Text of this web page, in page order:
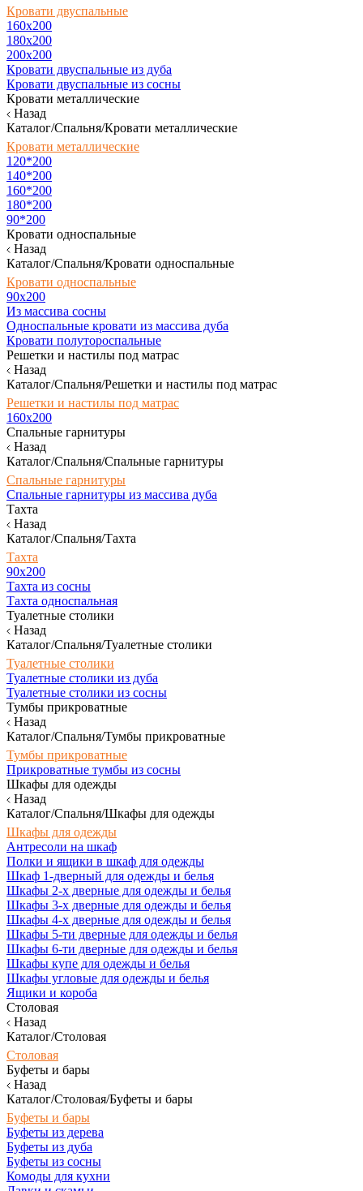
Кровати двуспальные
160х200
180x200
200x200
Кровати двуспальные из дуба
Кровати двуспальные из сосны
Кровати металлические
Назад
Каталог/Спальня/Кровати металлические
Кровати металлические
120*200
140*200
160*200
180*200
90*200
Кровати односпальные
Назад
Каталог/Спальня/Кровати односпальные
Кровати односпальные
90х200
Из массива сосны
Односпальные кровати из массива дуба
Кровати полутороспальные
Решетки и настилы под матрас
Назад
Каталог/Спальня/Решетки и настилы под матрас
Решетки и настилы под матрас
160х200
Спальные гарнитуры
Назад
Каталог/Спальня/Спальные гарнитуры
Спальные гарнитуры
Спальные гарнитуры из массива дуба
Тахта
Назад
Каталог/Спальня/Тахта
Тахта
90х200
Тахта из сосны
Тахта односпальная
Туалетные столики
Назад
Каталог/Спальня/Туалетные столики
Туалетные столики
Туалетные столики из дуба
Туалетные столики из сосны
Тумбы прикроватные
Назад
Каталог/Спальня/Тумбы прикроватные
Тумбы прикроватные
Прикроватные тумбы из сосны
Шкафы для одежды
Назад
Каталог/Спальня/Шкафы для одежды
Шкафы для одежды
Антресоли на шкаф
Полки и ящики в шкаф для одежды
Шкаф 1-дверный для одежды и белья
Шкафы 2-х дверные для одежды и белья
Шкафы 3-х дверные для одежды и белья
Шкафы 4-х дверные для одежды и белья
Шкафы 5-ти дверные для одежды и белья
Шкафы 6-ти дверные для одежды и белья
Шкафы купе для одежды и белья
Шкафы угловые для одежды и белья
Ящики и короба
Столовая
Назад
Каталог/Столовая
Столовая
Буфеты и бары
Назад
Каталог/Столовая/Буфеты и бары
Буфеты и бары
Буфеты из дерева
Буфеты из дуба
Буфеты из сосны
Комоды для кухни